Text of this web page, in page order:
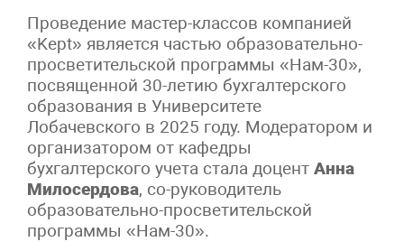
Проведение мастер-классов компанией
«Kept» является частью образовательно-
просветительской программы «Нам-30»,
посвященной 30-летию бухгалтерского
образования в Университете
Лобачевского в 2025 году. Модератором и
организатором от кафедры
бухгалтерского учета стала доцент Анна
Милосердова, со-руководитель
образовательно-просветительской
программы «Нам-30».